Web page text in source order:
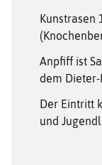
Kunstrasen
Anpfiff ist
dem
Der Eintritt
und